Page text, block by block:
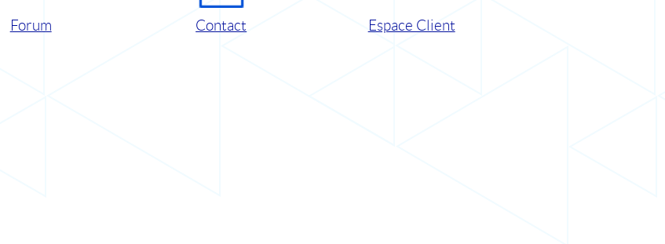
Forum Contact Espace Client